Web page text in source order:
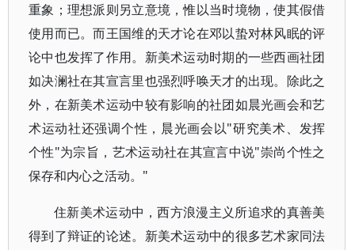
重象；理想派则另立意境，惟以当时境物，使其假借
使用而已。而王国维的天才论在邓以蛰对林风眠的评
论中也发挥了作用。新美术运动时期的一些西画社团
如决澜社在其宣言里也强烈呼唤天才的出现。除此之
外，在新美术运动中较有影响的社团如晨光画会和艺
术运动社还强调个性，晨光画会以"研究美术、发挥
个性"为宗旨，艺术运动社在其宣言中说"崇尚个性之
保存和内心之活动。"
住新美术运动中，西方浪漫主义所追求的真善美
得到了辩证的论述。新美术运动中的很多艺术家同法